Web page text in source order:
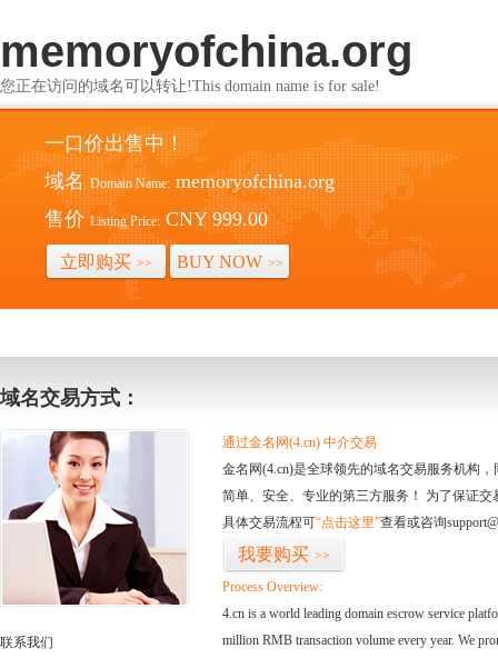
memoryofchina.org
您正在访问的域名可以转让!This domain name is for sale!
一口价出售中！
域名 Domain Name: memoryofchina.org
售价 Listing Price: CNY 999.00
立即购买 >> BUY NOW >>
域名交易方式：
联系我们
通过金名网(4.cn) 中介交易
金名网(4.cn)是全球领先的域名交易服务机构
简单、安全、专业的第三方服务！ 为了保证
具体交易流程可“点击这里”查看或咨询
我要购买 >>
Process Overview:
4.cn is a world leading domain escrow service
million RMB transaction volume every year. We